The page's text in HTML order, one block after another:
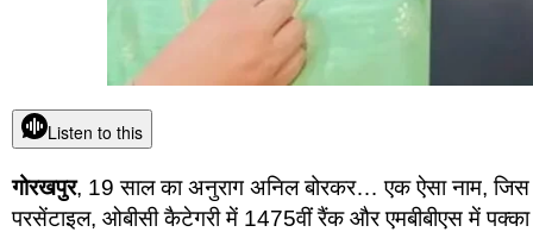
Listen to this
गोरखपुर, 19 साल का अनुराग अनिल बोरकर… एक ऐसा नाम, जिस
परसेंटाइल, ओबीसी कैटेगरी में 1475वीं रैंक और एमबीबीएस में